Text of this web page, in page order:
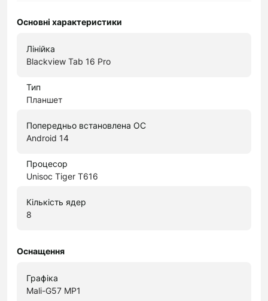
Основні характеристики
Лінійка
Blackview Tab 16 Pro
Тип
Планшет
Попередньо встановлена ОС
Android 14
Процесор
Unisoc Tiger T616
Кількість ядер
8
Оснащення
Графіка
Mali-G57 MP1